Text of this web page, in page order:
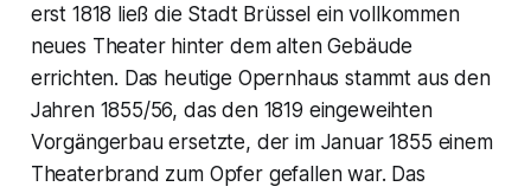
erst 1818 ließ die Stadt Brüssel ein vollkommen
neues Theater hinter dem alten Gebäude
errichten. Das heutige Opernhaus stammt aus den
Jahren 1855/56, das den 1819 eingeweihten
Vorgängerbau ersetzte, der im Januar 1855 einem
Theaterbrand zum Opfer gefallen war. Das